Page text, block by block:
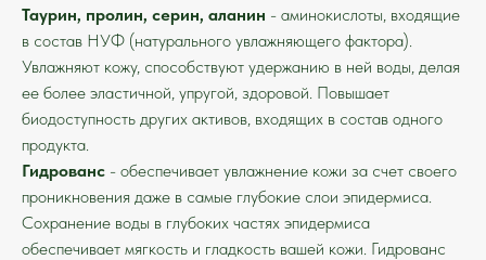
Таурин, пролин, серин, аланин - аминокислоты, входящие
в состав НУФ (натурального увлажняющего фактора).
Увлажняют кожу, способствуют удержанию в ней воды, делая
ее более эластичной, упругой, здоровой. Повышает
биодоступность других активов, входящих в состав одного
продукта.
Гидрованс - обеспечивает увлажнение кожи за счет своего
проникновения даже в самые глубокие слои эпидермиса.
Сохранение воды в глубоких частях эпидермиса
обеспечивает мягкость и гладкость вашей кожи. Гидрованс